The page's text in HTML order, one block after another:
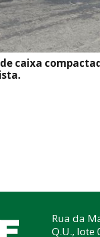
caixa
Rua da
Q.U., lote